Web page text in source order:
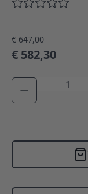
€ 647,00
€ 582,30
Aantal